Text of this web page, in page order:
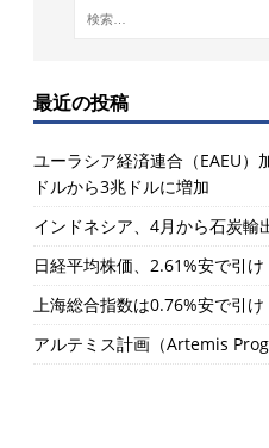
最近の投稿
ユーラシア経済連合（EAEU）
ドルから3兆ドルに増加
インドネシア、4月から石炭輸
日経平均株価、2.61%安で引け
上海総合指数は0.76%安で引け
アルテミス計画（Artemis